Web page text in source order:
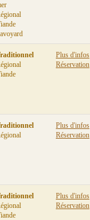
Plus d'infos
Réservation
Plus d'infos
Réservation
Plus d'infos
Réservation